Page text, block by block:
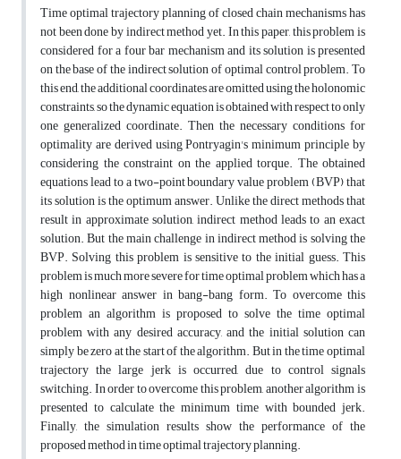
Time optimal trajectory planning of closed chain mechanisms has
not been done by indirect method yet. In this paper, this problem is
considered for a four bar mechanism and its solution is presented
on the base of the indirect solution of optimal control problem. To
this end, the additional coordinates are omitted using the holonomic
constraints, so the dynamic equation is obtained with respect to only
one generalized coordinate. Then the necessary conditions for
optimality are derived using Pontryagin's minimum principle by
considering the constraint on the applied torque. The obtained
equations lead to a two-point boundary value problem (BVP) that
its solution is the optimum answer. Unlike the direct methods that
result in approximate solution, indirect method leads to an exact
solution. But the main challenge in indirect method is solving the
BVP. Solving this problem is sensitive to the initial guess. This
problem is much more severe for time optimal problem which has a
high nonlinear answer in bang-bang form. To overcome this
problem an algorithm is proposed to solve the time optimal
problem with any desired accuracy, and the initial solution can
simply be zero at the start of the algorithm. But in the time optimal
trajectory the large jerk is occurred, due to control signals
switching. In order to overcome this problem, another algorithm is
presented to calculate the minimum time with bounded jerk.
Finally, the simulation results show the performance of the
proposed method in time optimal trajectory planning.